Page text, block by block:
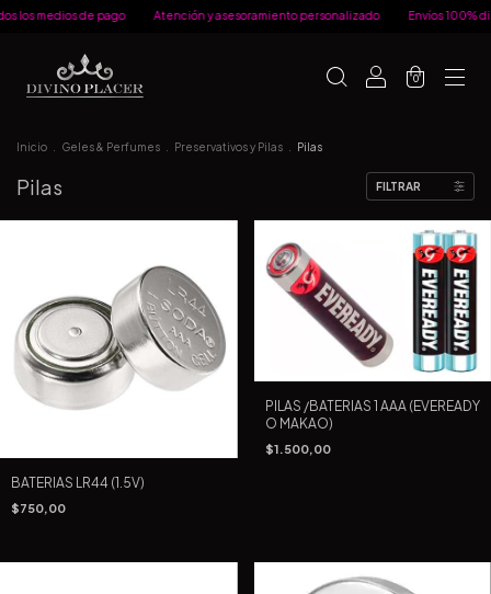
los medios de pago Atención y asesoramiento personalizado Envíos 100%
0
Inicio Geles & Perfumes Preservativos y Pilas Pilas
Pilas FILTRAR
BATERIAS LR44 (1.5V)
$750,00
PILAS /BATERIAS 1 AAA (EVEREADY
O MAKAO)
$1.500,00